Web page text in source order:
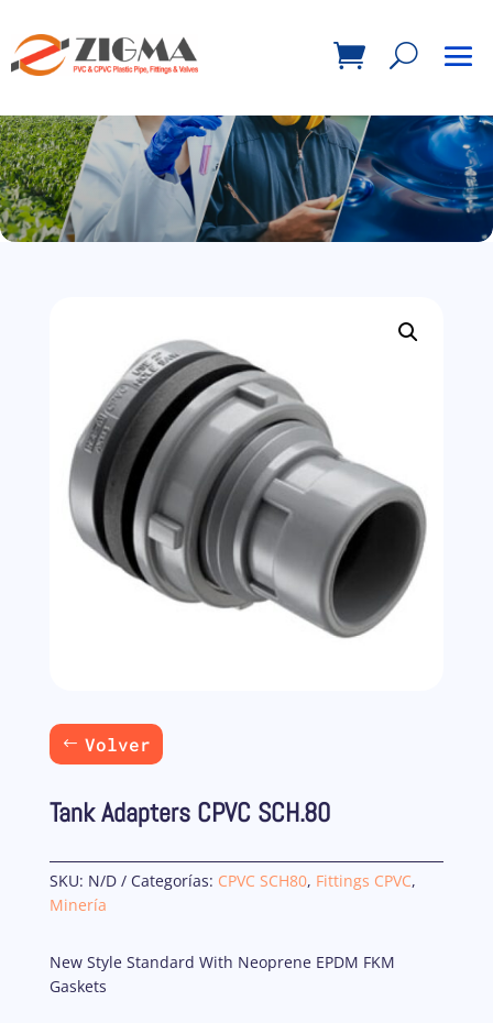
Volver
Tank Adapters CPVC SCH.80
SKU: N/D Categorías: CPVC SCH80, Fittings CPVC,
Minería
New Style Standard With Neoprene EPDM FKM
Gaskets